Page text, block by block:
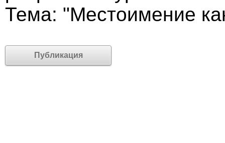
Тема: "Местоимение
Публикация